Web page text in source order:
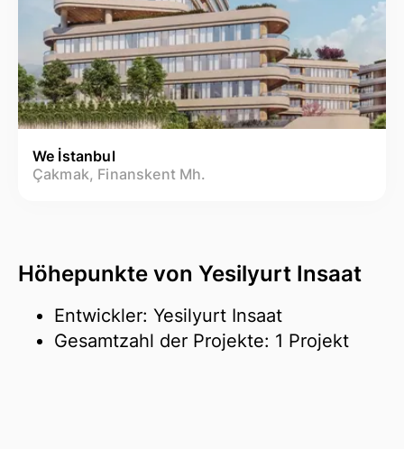
We İstanbul
Çakmak, Finanskent Mh.
Höhepunkte von Yesilyurt Insaat
Entwickler: Yesilyurt Insaat
Gesamtzahl der Projekte: 1 Projekt